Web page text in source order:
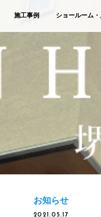
施工事例 ショールーム
お知らせ
2021.05.17